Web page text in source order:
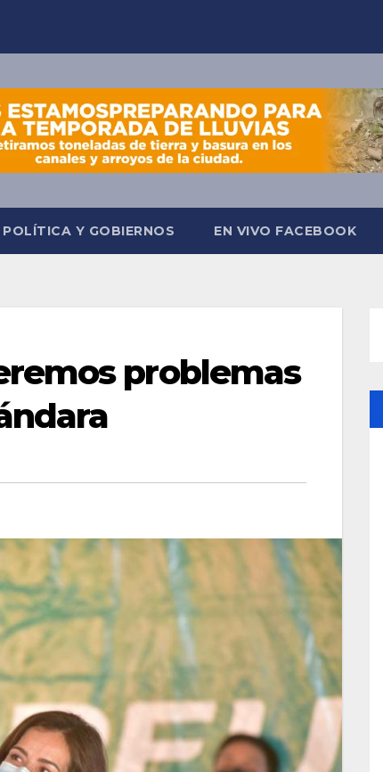
POLÍTICA Y GOBIERNOS EN VIVO FACEBOOK
problemas